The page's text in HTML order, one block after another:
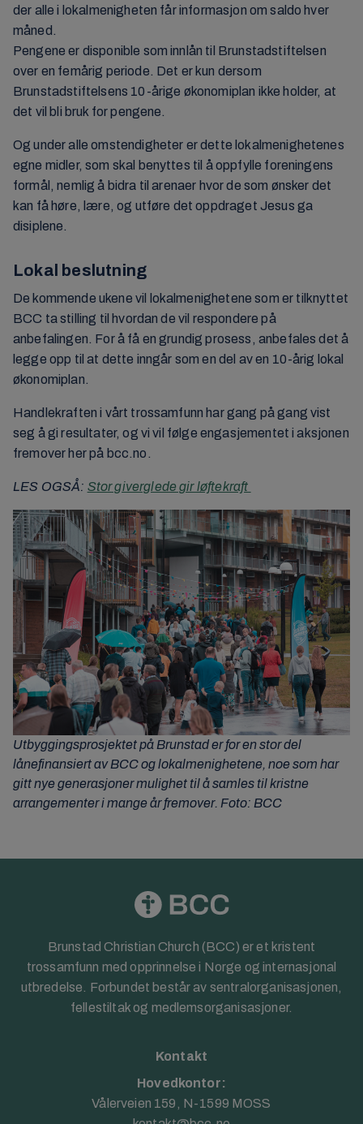
der alle i lokalmenigheten får informasjon om saldo hver
måned.
Pengene er disponible som innlån til Brunstadstiftelsen
over en femårig periode. Det er kun dersom
Brunstadstiftelsens 10-årige økonomiplan ikke holder, at
det vil bli bruk for pengene.
Og under alle omstendigheter er dette lokalmenighetenes
egne midler, som skal benyttes til å oppfylle foreningens
formål, nemlig å bidra til arenaer hvor de som ønsker det
kan få høre, lære, og utføre det oppdraget Jesus ga
disiplene.
Lokal beslutning
De kommende ukene vil lokalmenighetene som er tilknyttet
BCC ta stilling til hvordan de vil respondere på
anbefalingen. For å få en grundig prosess, anbefales det å
legge opp til at dette inngår som en del av en 10-årig lokal
økonomiplan.
Handlekraften i vårt trossamfunn har gang på gang vist
seg å gi resultater, og vi vil følge engasjementet i aksjonen
fremover her på bcc.no.
LES OGSÅ: Stor giverglede gir løftekraft
Utbyggingsprosjektet på Brunstad er for en stor del
lånefinansiert av BCC og lokalmenighetene, noe som har
gitt nye generasjoner mulighet til å samles til kristne
arrangementer i mange år fremover. Foto: BCC
Brunstad Christian Church (BCC) er et kristent
trossamfunn med opprinnelse i Norge og internasjonal
utbredelse. Forbundet består av sentralorganisasjonen,
fellestiltak og medlemsorganisasjoner.
Kontakt
Hovedkontor:
Vålerveien 159, N-1599 MOSS